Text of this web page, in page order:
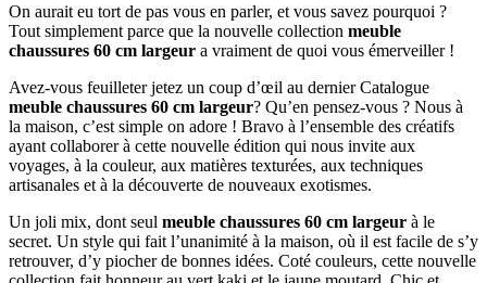
On aurait eu tort de pas vous en parler, et vous savez pourquoi ?
Tout simplement parce que la nouvelle collection meuble
chaussures 60 cm largeur a vraiment de quoi vous émerveiller !
Avez-vous feuilleter jetez un coup d’œil au dernier Catalogue
meuble chaussures 60 cm largeur? Qu’en pensez-vous ? Nous à
la maison, c’est simple on adore ! Bravo à l’ensemble des créatifs
ayant collaborer à cette nouvelle édition qui nous invite aux
voyages, à la couleur, aux matières texturées, aux techniques
artisanales et à la découverte de nouveaux exotismes.
Un joli mix, dont seul meuble chaussures 60 cm largeur à le
secret. Un style qui fait l’unanimité à la maison, où il est facile de s’y
retrouver, d’y piocher de bonnes idées. Coté couleurs, cette nouvelle